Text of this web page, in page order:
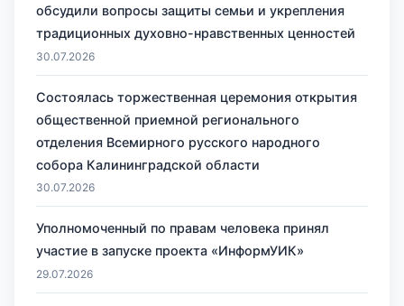
обсудили вопросы защиты семьи и укрепления
традиционных духовно-нравственных ценностей
30.07.2026
Состоялась торжественная церемония открытия
общественной приемной регионального
отделения Всемирного русского народного
собора Калининградской области
30.07.2026
Уполномоченный по правам человека принял
участие в запуске проекта «ИнформУИК»
29.07.2026